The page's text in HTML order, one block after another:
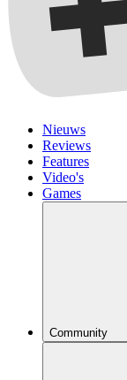
Nieuws
Reviews
Features
Video's
Games
Community